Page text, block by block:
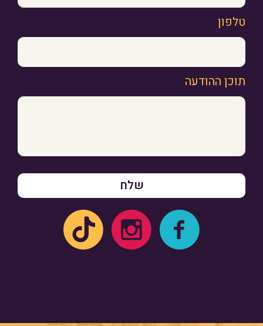
טלפון
תוכן ההודעה